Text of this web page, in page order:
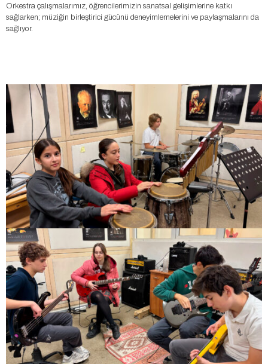
Orkestra çalışmalarımız, öğrencilerimizin sanatsal gelişimlerine katkı
sağlarken; müziğin birleştirici gücünü deneyimlemelerini ve paylaşmalarını da
sağlıyor.